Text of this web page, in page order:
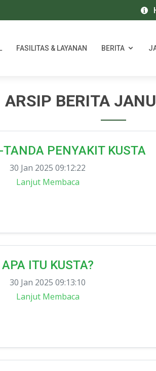
FASILITAS & LAYANAN BERITA
ARSIP BERITA
PENYAKIT KUSTA
30 Jan 2025 09:12:22
Lanjut Membaca
APA ITU KUSTA?
30 Jan 2025 09:13:10
Lanjut Membaca